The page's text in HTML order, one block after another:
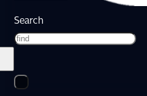
Search